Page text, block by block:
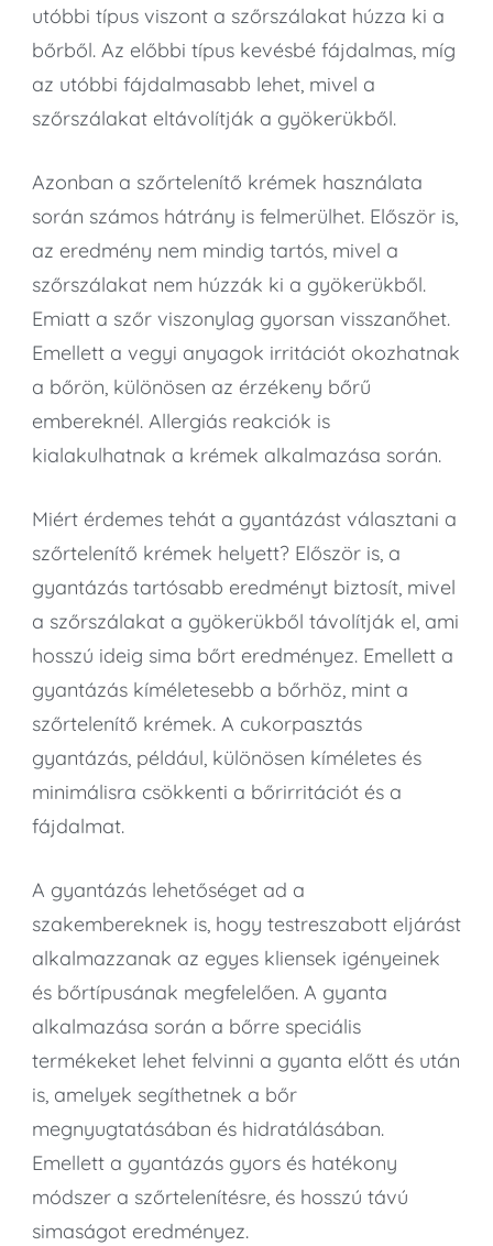
utóbbi típus viszont a szőrszálakat húzza ki a
bőrből. Az előbbi típus kevésbé fájdalmas, míg
az utóbbi fájdalmasabb lehet, mivel a
szőrszálakat eltávolítják a gyökerükből.
Azonban a szőrtelenítő krémek használata
során számos hátrány is felmerülhet. Először is,
az eredmény nem mindig tartós, mivel a
szőrszálakat nem húzzák ki a gyökerükből.
Emiatt a szőr viszonylag gyorsan visszanőhet.
Emellett a vegyi anyagok irritációt okozhatnak
a bőrön, különösen az érzékeny bőrű
embereknél. Allergiás reakciók is
kialakulhatnak a krémek alkalmazása során.
Miért érdemes tehát a gyantázást választani a
szőrtelenítő krémek helyett? Először is, a
gyantázás tartósabb eredményt biztosít, mivel
a szőrszálakat a gyökerükből távolítják el, ami
hosszú ideig sima bőrt eredményez. Emellett a
gyantázás kíméletesebb a bőrhöz, mint a
szőrtelenítő krémek. A cukorpasztás
gyantázás, például, különösen kíméletes és
minimálisra csökkenti a bőrirritációt és a
fájdalmat.
A gyantázás lehetőséget ad a
szakembereknek is, hogy testreszabott eljárást
alkalmazzanak az egyes kliensek igényeinek
és bőrtípusának megfelelően. A gyanta
alkalmazása során a bőrre speciális
termékeket lehet felvinni a gyanta előtt és után
is, amelyek segíthetnek a bőr
megnyugtatásában és hidratálásában.
Emellett a gyantázás gyors és hatékony
módszer a szőrtelenítésre, és hosszú távú
simaságot eredményez.